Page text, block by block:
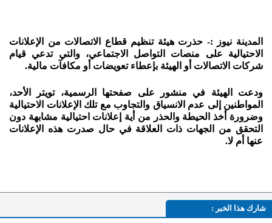
المدينة نيوز :- حذرت هيئة تنظيم قطاع الاتصالات من الإعلانات
الاحتيالية على منصات التواصل الاجتماعي، والتي تدعي قيام
شركات الاتصالات أو الهيئة بإعطاء تعويضات أو مكافآت مالية.
ودعت الهيئة في منشور على صفحتها الرسمية، تويتر الأحد،
المواطنين إلى عدم الانسياق والتجاوب مع تلك الإعلانات الاحتيالية
وضرورة أخذ الحيطة والحذر من أية إعلانات احتيالية مشابهة دون
التحقق من الجهات ذات العلاقة في حال صدرت هذه الإعلانات
عنها أم لا.
شارك هذا الخبر :